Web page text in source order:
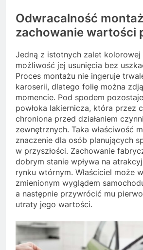
Odwracalność
zachowanie wartości
Jedną z istotnych zalet kolorowej
możliwość jej usunięcia bez
Proces montażu nie ingeruje
karoserii, dlatego folię można
momencie. Pod spodem
powłoka lakiernicza, która przez
chroniona przed działaniem
zewnętrznych. Taka właściwość
znaczenie dla osób planujących
w przyszłości. Zachowanie
dobrym stanie wpływa na
rynku wtórnym. Właściciel może
zmienionym wyglądem
a następnie przywrócić mu
utraty jego wartości.